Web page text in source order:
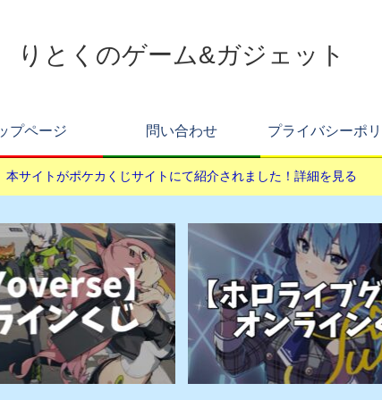
りとくのゲーム&ガジェット
プページ 問い合わせ プライバシーポ
本サイトがポケカくじサイトにて紹介されました！詳細を見る